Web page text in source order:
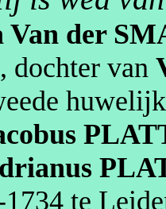
Van der
, dochter van
te